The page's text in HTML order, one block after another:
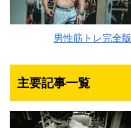
男性筋トレ完全版
主要記事一覧